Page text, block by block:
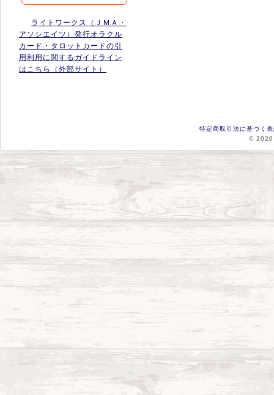
ライトワークス（ＪＭＡ・
アソシエイツ）発行オラクル
カード・タロットカードの引
用利用に関するガイドライン
はこちら（外部サイト）
特定商取引法に基づく
© 2026